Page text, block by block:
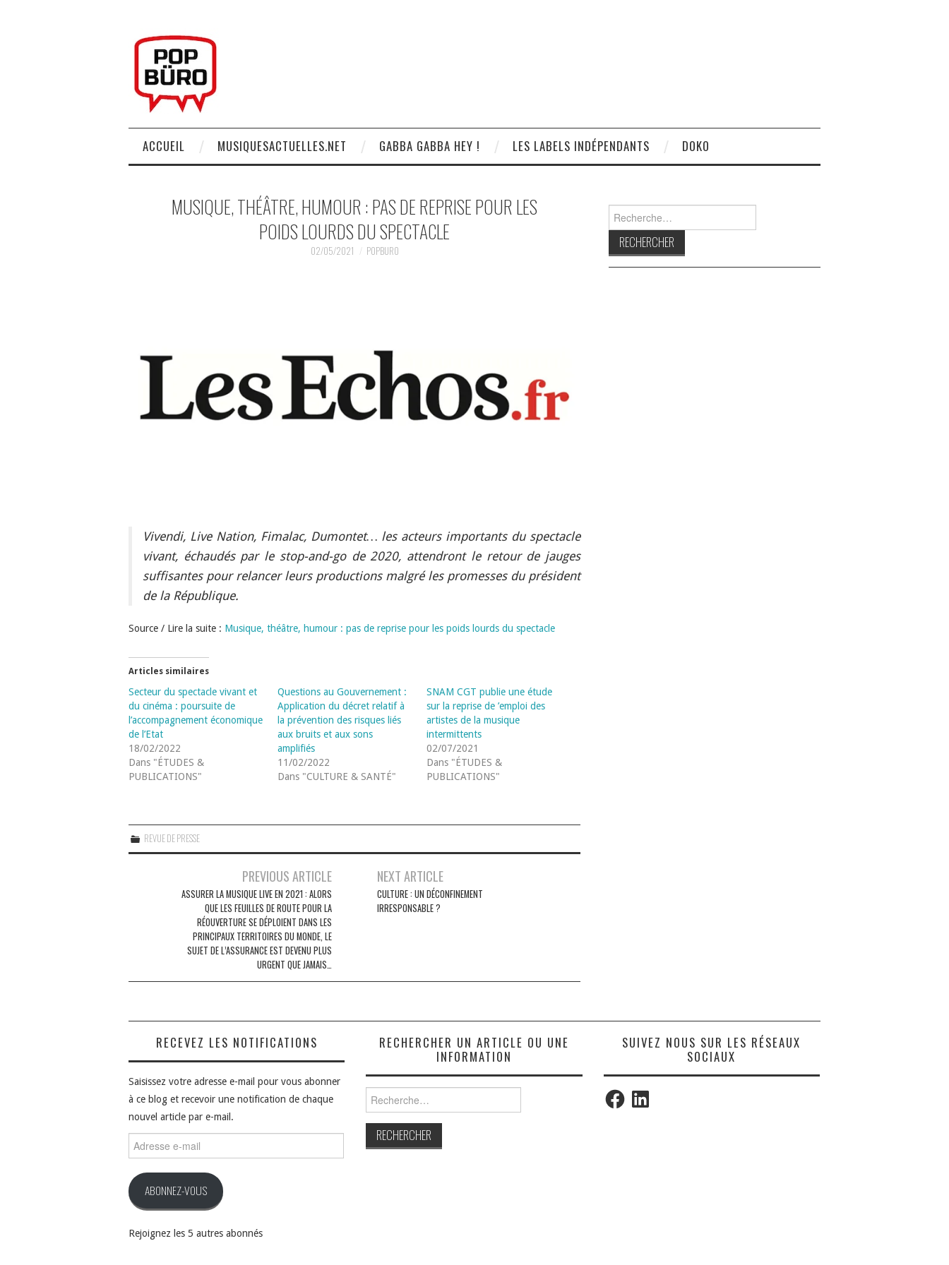
ACCUEIL MUSIQUESACTUELLES.NET GABBA GABBA HEY ! LES LABELS INDÉPENDANTS DOKO
MUSIQUE, THÉÂTRE, HUMOUR : PAS DE REPRISE POUR LES
POIDS LOURDS DU SPECTACLE
02/05/2021 POPBURO
Vivendi, Live Nation, Fimalac, Dumontet… les acteurs importants du spectacle
vivant, échaudés par le stop-and-go de 2020, attendront le retour de jauges
suffisantes pour relancer leurs productions malgré les promesses du président
de la République.
Source / Lire la suite : Musique, théâtre, humour : pas de reprise pour les poids lourds du spectacle
Articles similaires
Secteur du spectacle vivant et
du cinéma : poursuite de
l’accompagnement économique
de l’Etat
18/02/2022
Dans "ÉTUDES &
PUBLICATIONS"
Questions au Gouvernement :
Application du décret relatif à
la prévention des risques liés
aux bruits et aux sons
amplifiés
11/02/2022
Dans "CULTURE & SANTÉ"
SNAM CGT publie une étude
sur la reprise de ’emploi des
artistes de la musique
intermittents
02/07/2021
Dans "ÉTUDES &
PUBLICATIONS"
REVUE DE PRESSE
PREVIOUS ARTICLE
ASSURER LA MUSIQUE LIVE EN 2021 : ALORS
QUE LES FEUILLES DE ROUTE POUR LA
RÉOUVERTURE SE DÉPLOIENT DANS LES
PRINCIPAUX TERRITOIRES DU MONDE, LE
SUJET DE L’ASSURANCE EST DEVENU PLUS
URGENT QUE JAMAIS…
NEXT ARTICLE
CULTURE : UN DÉCONFINEMENT
IRRESPONSABLE ?
RECEVEZ LES NOTIFICATIONS
Saisissez votre adresse e-mail pour vous abonner
à ce blog et recevoir une notification de chaque
nouvel article par e-mail.
e-
ABONNEZ-VOUS
Rejoignez les 5 autres abonnés
RECHERCHER UN ARTICLE OU UNE
INFORMATION
SUIVEZ NOUS SUR LES RÉSEAUX
SOCIAUX
FacebookLinkedIn